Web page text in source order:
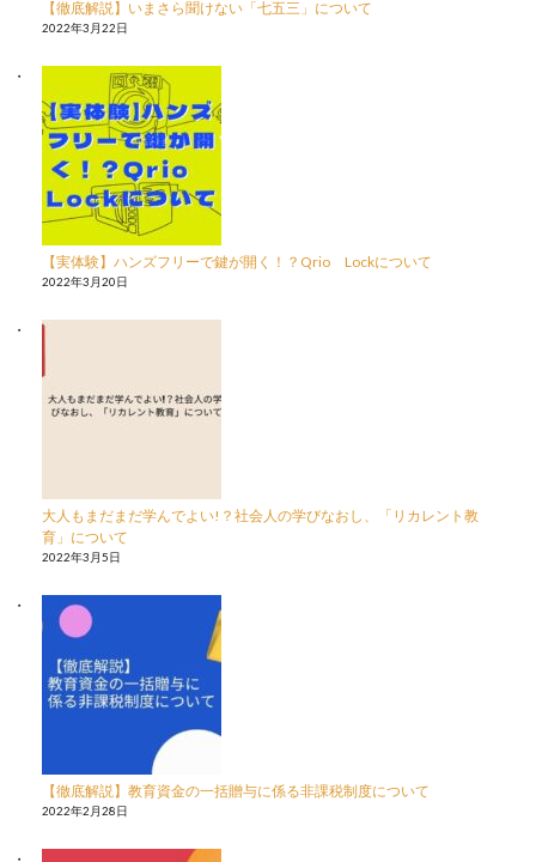
【徹底解説】いまさら聞けない「七五三」について
2022年3月22日
【実体験】ハンズフリーで鍵が開く！？Qrio Lockについて
2022年3月20日
大人もまだまだ学んでよい!？社会人の学びなおし、「リカレント教
育」について
2022年3月5日
【徹底解説】教育資金の一括贈与に係る非課税制度について
2022年2月28日